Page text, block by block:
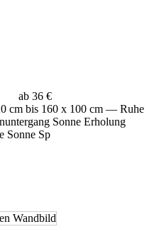
ab 36 €
cm bis 160 x 100 cm — Ruhe
Sonne Erholung
Sonne Sp